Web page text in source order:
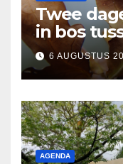
Twee
in bos
Nuland
6 AUGUSTUS
AGENDA